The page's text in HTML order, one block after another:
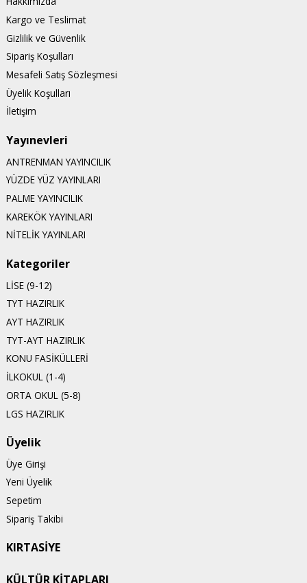
Kargo ve Teslimat
Gizlilik ve Güvenlik
Sipariş Koşulları
Mesafeli Satış Sözleşmesi
Üyelik Koşulları
İletişim
Yayınevleri
ANTRENMAN YAYINCILIK
YÜZDE YÜZ YAYINLARI
PALME YAYINCILIK
KAREKÖK YAYINLARI
NİTELİK YAYINLARI
Kategoriler
LİSE (9-12)
TYT HAZIRLIK
AYT HAZIRLIK
TYT-AYT HAZIRLIK
KONU FASİKÜLLERİ
İLKOKUL (1-4)
ORTA OKUL (5-8)
LGS HAZIRLIK
Üyelik
Üye Girişi
Yeni Üyelik
Sepetim
Sipariş Takibi
KIRTASİYE
KÜLTÜR KİTAPLARI